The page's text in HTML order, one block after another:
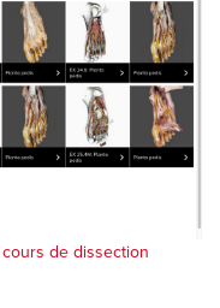
de dissection